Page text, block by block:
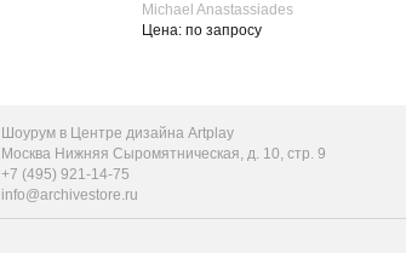
Michael Anastassiades
Цена: по запросу
Шоурум в Центре дизайна Artplay
Москва Нижняя Сыромятническая, д. 10, стр. 9
+7 (495) 921-14-75
info@archivestore.ru